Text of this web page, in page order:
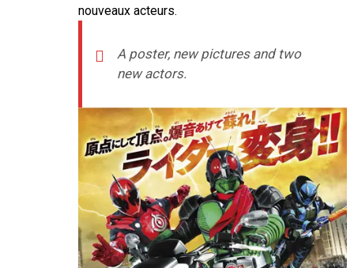
nouveaux acteurs.
A poster, new pictures and two
new actors.